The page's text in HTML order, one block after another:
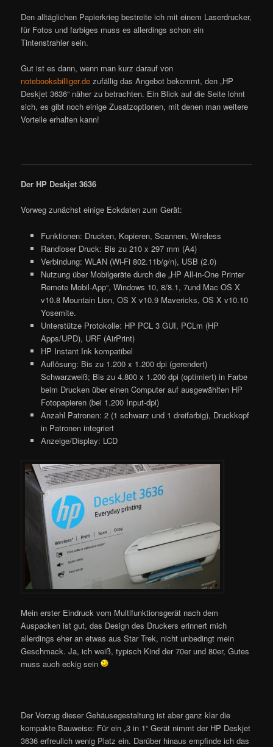
Den alltäglichen Papierkrieg bestreite ich mit einem Laserdrucker,
für Fotos und farbiges muss es allerdings schon ein
Tintenstrahler sein.
Gut ist es dann, wenn man kurz darauf von
notebooksbilliger.de zufällig das Angebot bekommt, den „HP
Deskjet 3636“ näher zu betrachten. Ein Blick auf die Seite lohnt
sich, es gibt noch einige Zusatzoptionen, mit denen man weitere
Vorteile erhalten kann!
Der HP Deskjet 3636
Vorweg zunächst einige Eckdaten zum Gerät:
Funktionen: Drucken, Kopieren, Scannen, Wireless
Randloser Druck: Bis zu 210 x 297 mm (A4)
Verbindung: WLAN (Wi-Fi 802.11b/g/n), USB (2.0)
Nutzung über Mobilgeräte durch die „HP All-in-One Printer
Remote Mobil-App“, Windows 10, 8/8.1, 7und Mac OS X
v10.8 Mountain Lion, OS X v10.9 Mavericks, OS X v10.10
Yosemite.
Unterstütze Protokolle: HP PCL 3 GUI, PCLm (HP
Apps/UPD), URF (AirPrint)
HP Instant Ink kompatibel
Auflösung: Bis zu 1.200 x 1.200 dpi (gerendert)
Schwarzweiß; Bis zu 4.800 x 1.200 dpi (optimiert) in Farbe
beim Drucken über einen Computer auf ausgewählten HP
Fotopapieren (bei 1.200 Input-dpi)
Anzahl Patronen: 2 (1 schwarz und 1 dreifarbig), Druckkopf
in Patronen integriert
Anzeige/Display: LCD
Mein erster Eindruck vom Multifunktionsgerät nach dem
Auspacken ist gut, das Design des Druckers erinnert mich
allerdings eher an etwas aus Star Trek, nicht unbedingt mein
Geschmack. Ja, ich weiß, typisch Kind der 70er und 80er, Gutes
muss auch eckig sein
Der Vorzug dieser Gehäusegestaltung ist aber ganz klar die
kompakte Bauweise: Für ein „3 in 1“ Gerät nimmt der HP Deskjet
3636 erfreulich wenig Platz ein. Darüber hinaus empfinde ich das